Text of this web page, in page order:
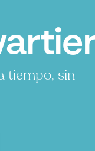
tiempo, sin